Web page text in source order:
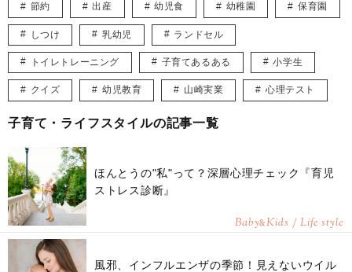
節約 出産 幼児食 幼稚園 保育園
しつけ 乳幼児 ランドセル
トイレトレーニング 子育てあるある 小学生
クイズ 幼児教育 山崎実業 心理テスト
子育て・ライフスタイルの記事一覧
ほんとうの"私"って？深層心理チェック『育児
ストレス診断』
Baby&Kids / Life style
風邪、インフルエンザの季節！見えないウイル